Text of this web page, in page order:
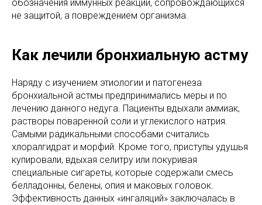
обозначения иммунных реакций, сопровождающихся
не защитой, а повреждением организма.
Как лечили бронхиальную астму
Наряду с изучением этиологии и патогенеза
бронхиальной астмы предпринимались меры и по
лечению данного недуга. Пациенты вдыхали аммиак,
растворы поваренной соли и углекислого натрия.
Самыми радикальными способами считались
хлоралгидрат и морфий. Кроме того, приступы удушья
купировали, вдыхая селитру или покуривая
специальные сигареты, которые содержали смесь
белладонны, белены, опия и маковых головок.
Эффективность данных «ингаляций» заключалась в